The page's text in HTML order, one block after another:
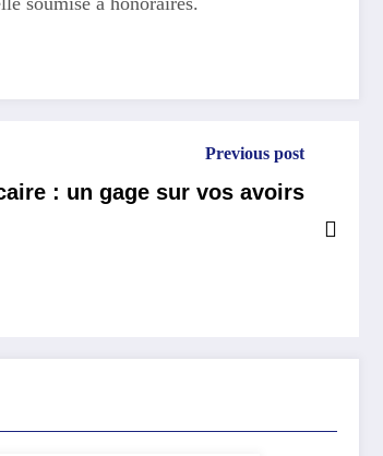
Previous post
: un gage sur vos avoirs